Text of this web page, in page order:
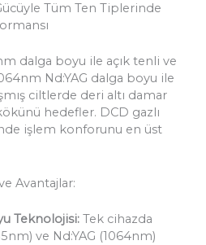
Tüm Ten Tiplerinde
dalga boyu ile açık tenli ve
Nd:YAG dalga boyu ile
ciltlerde deri altı damar
hedefler. DCD gazlı
işlem konforunu en üst
Avantajlar:
Teknolojisi:Tek cihazda
ve Nd:YAG (1064nm)